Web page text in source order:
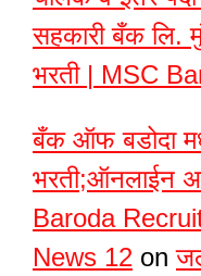
सहकारी बँक लि.
भरती | MSC
बँक ऑफ बडोदा
भरती;ऑनलाईन
Baroda
News 12 on